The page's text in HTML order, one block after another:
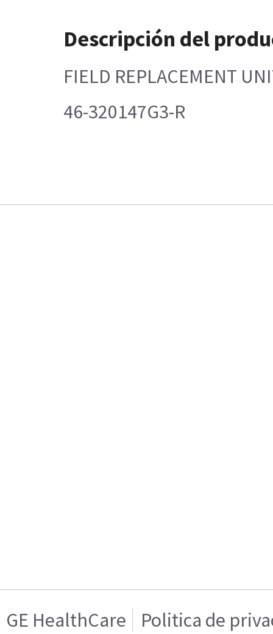
Descripción del
FIELD REPLACEMENT
46-320147G3-R
GE HealthCare Politica de